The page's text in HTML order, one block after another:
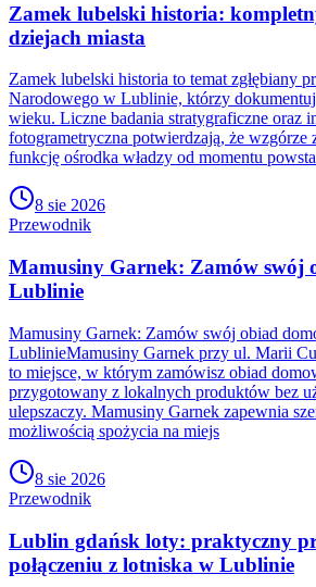
Zamek lubelski historia:
dziejach miasta
Zamek lubelski historia to temat zgłębiany
Narodowego w Lublinie, którzy
wieku. Liczne badania stratygraficzne oraz
fotogrametryczna potwierdzają, że wzgórze
funkcję ośrodka władzy od momentu
8 sie 2026
Przewodnik
Mamusiny Garnek: Zamów swój
Lublinie
Mamusiny Garnek: Zamów swój obiad
LublinieMamusiny Garnek przy ul. Marii
to miejsce, w którym zamówisz obiad
przygotowany z lokalnych produktów bez
ulepszaczy. Mamusiny Garnek zapewnia
możliwością spożycia na miejs
8 sie 2026
Przewodnik
Lublin gdańsk loty: praktyczny
połączeniu z lotniska w Lublinie